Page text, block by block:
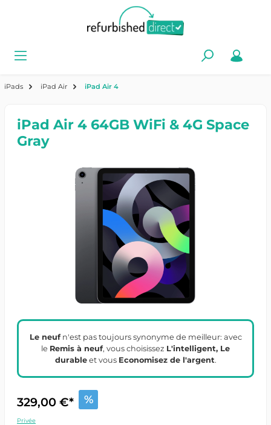
iPads iPad Air iPad Air 4
iPad Air 4 64GB WiFi & 4G Space
Gray
Le neufn'est pas toujours synonyme de meilleur: avec
le Remis à neuf, vous choisissez L'intelligent, Le
durableet vous Economisez de l'argent.
329,00 €* %
Privée